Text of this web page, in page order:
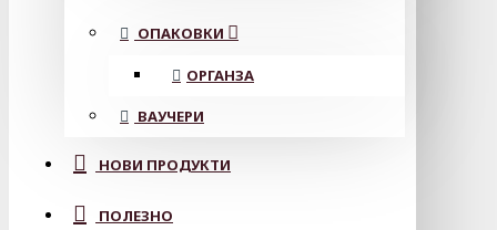
ОПАКОВКИ
ОРГАНЗА
ВАУЧЕРИ
НОВИ ПРОДУКТИ
ПОЛЕЗНО